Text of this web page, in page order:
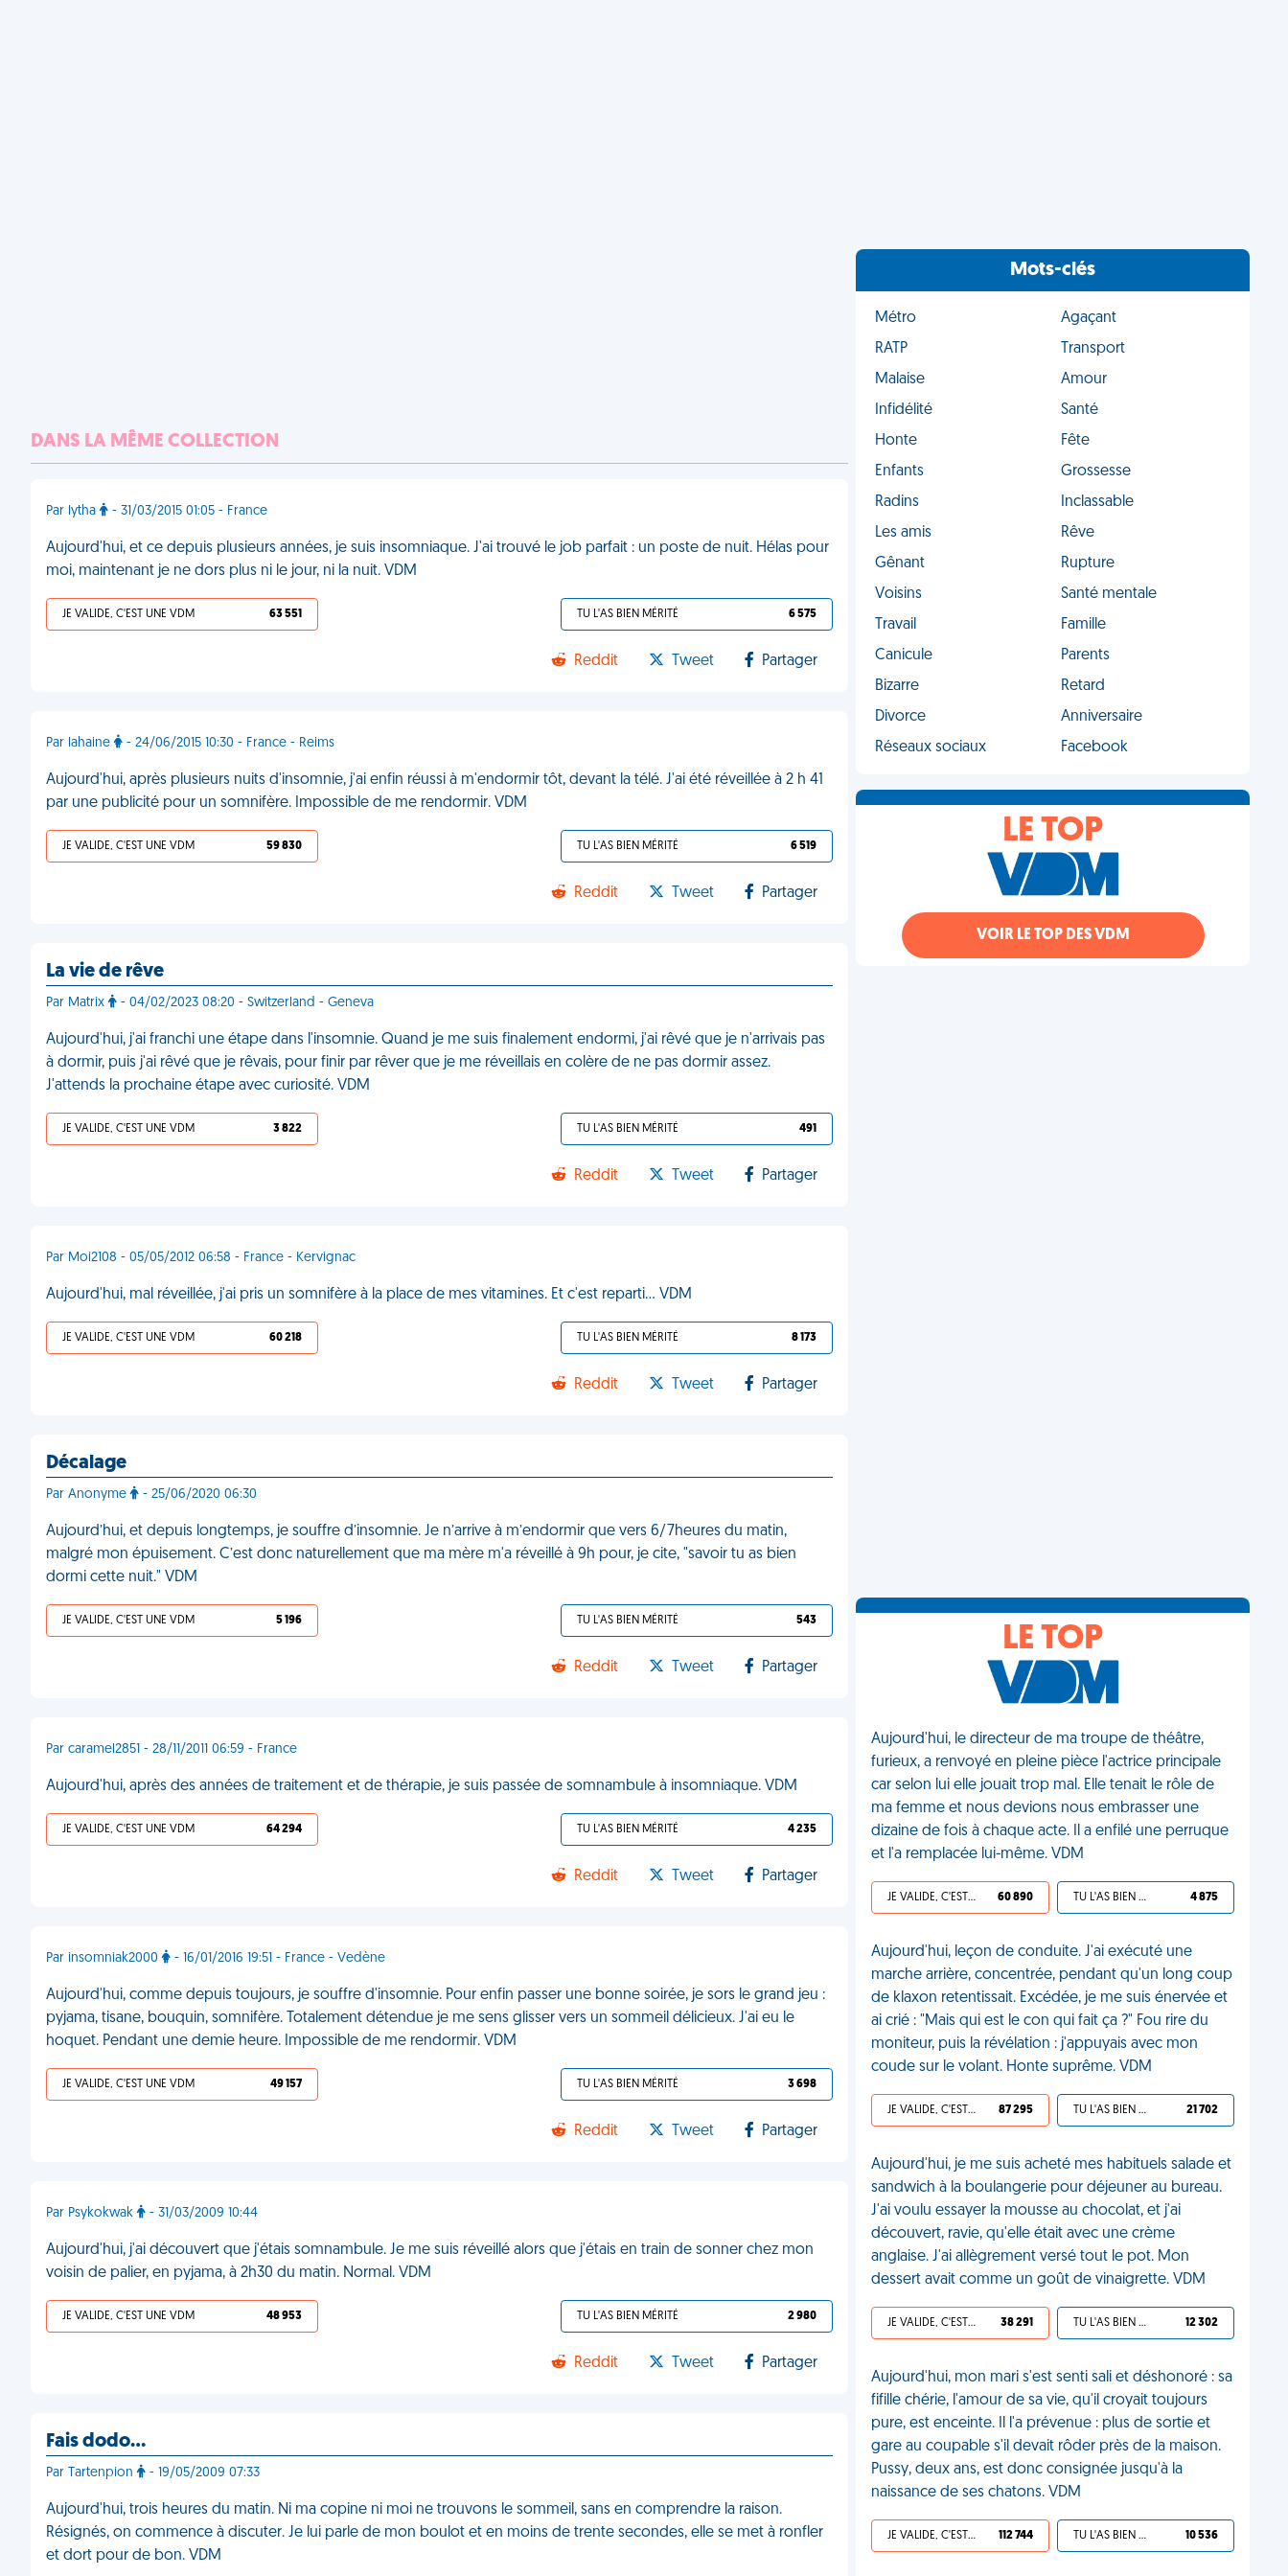
DANS LA MÊME COLLECTION
Par lytha - 31/03/2015 01:05 - France
Aujourd'hui, et ce depuis plusieurs années, je suis insomniaque. J'ai trouvé le job parfait : un poste de nuit. Hélas pour
moi, maintenant je ne dors plus ni le jour, ni la nuit. VDM
JE VALIDE, C'EST UNE VDM 63 551 TU L'AS BIEN MÉRITÉ 6 575
Reddit Tweet Partager
Par lahaine - 24/06/2015 10:30 - France - Reims
Aujourd'hui, après plusieurs nuits d'insomnie, j'ai enfin réussi à m'endormir tôt, devant la télé. J'ai été réveillée à 2 h 41
par une publicité pour un somnifère. Impossible de me rendormir. VDM
JE VALIDE, C'EST UNE VDM 59 830 TU L'AS BIEN MÉRITÉ 6 519
Reddit Tweet Partager
La vie de rêve
Par Matrix - 04/02/2023 08:20 - Switzerland - Geneva
Aujourd'hui, j'ai franchi une étape dans l'insomnie. Quand je me suis finalement endormi, j'ai rêvé que je n'arrivais pas
à dormir, puis j'ai rêvé que je rêvais, pour finir par rêver que je me réveillais en colère de ne pas dormir assez.
J'attends la prochaine étape avec curiosité. VDM
JE VALIDE, C'EST UNE VDM 3 822 TU L'AS BIEN MÉRITÉ 491
Reddit Tweet Partager
Par Moi2108 - 05/05/2012 06:58 - France - Kervignac
Aujourd'hui, mal réveillée, j'ai pris un somnifère à la place de mes vitamines. Et c'est reparti... VDM
JE VALIDE, C'EST UNE VDM 60 218 TU L'AS BIEN MÉRITÉ 8 173
Reddit Tweet Partager
Décalage
Par Anonyme - 25/06/2020 06:30
Aujourd’hui, et depuis longtemps, je souffre d’insomnie. Je n’arrive à m’endormir que vers 6/7heures du matin,
malgré mon épuisement. C’est donc naturellement que ma mère m'a réveillé à 9h pour, je cite, "savoir tu as bien
dormi cette nuit." VDM
JE VALIDE, C'EST UNE VDM 5 196 TU L'AS BIEN MÉRITÉ 543
Reddit Tweet Partager
Par caramel2851 - 28/11/2011 06:59 - France
Aujourd'hui, après des années de traitement et de thérapie, je suis passée de somnambule à insomniaque. VDM
JE VALIDE, C'EST UNE VDM 64 294 TU L'AS BIEN MÉRITÉ 4 235
Reddit Tweet Partager
Par insomniak2000 - 16/01/2016 19:51 - France - Vedène
Aujourd'hui, comme depuis toujours, je souffre d'insomnie. Pour enfin passer une bonne soirée, je sors le grand jeu :
pyjama, tisane, bouquin, somnifère. Totalement détendue je me sens glisser vers un sommeil délicieux. J'ai eu le
hoquet. Pendant une demie heure. Impossible de me rendormir. VDM
JE VALIDE, C'EST UNE VDM 49 157 TU L'AS BIEN MÉRITÉ 3 698
Reddit Tweet Partager
Par Psykokwak - 31/03/2009 10:44
Aujourd'hui, j'ai découvert que j'étais somnambule. Je me suis réveillé alors que j'étais en train de sonner chez mon
voisin de palier, en pyjama, à 2h30 du matin. Normal. VDM
JE VALIDE, C'EST UNE VDM 48 953 TU L'AS BIEN MÉRITÉ 2 980
Reddit Tweet Partager
Fais dodo…
Par Tartenpion - 19/05/2009 07:33
Aujourd'hui, trois heures du matin. Ni ma copine ni moi ne trouvons le sommeil, sans en comprendre la raison.
Résignés, on commence à discuter. Je lui parle de mon boulot et en moins de trente secondes, elle se met à ronfler
et dort pour de bon. VDM
Mots-clés
Métro
Agaçant
RATP
Transport
Malaise
Amour
Infidélité
Santé
Honte
Fête
Enfants
Grossesse
Radins
Inclassable
Les amis
Rêve
Gênant
Rupture
Voisins
Santé mentale
Travail
Famille
Canicule
Parents
Bizarre
Retard
Divorce
Anniversaire
Réseaux sociaux
Facebook
LE TOP
VOIR LE TOP DES VDM
LE TOP
Aujourd'hui, le directeur de ma troupe de théâtre,
furieux, a renvoyé en pleine pièce l'actrice principale
car selon lui elle jouait trop mal. Elle tenait le rôle de
ma femme et nous devions nous embrasser une
dizaine de fois à chaque acte. Il a enfilé une perruque
et l'a remplacée lui-même. VDM
JE VALIDE, C'EST UNE VDM 60 890 TU L'AS BIEN MÉRITÉ 4 875
Aujourd'hui, leçon de conduite. J'ai exécuté une
marche arrière, concentrée, pendant qu'un long coup
de klaxon retentissait. Excédée, je me suis énervée et
ai crié : "Mais qui est le con qui fait ça ?" Fou rire du
moniteur, puis la révélation : j'appuyais avec mon
coude sur le volant. Honte suprême. VDM
JE VALIDE, C'EST UNE VDM 87 295 TU L'AS BIEN MÉRITÉ 21 702
Aujourd'hui, je me suis acheté mes habituels salade et
sandwich à la boulangerie pour déjeuner au bureau.
J'ai voulu essayer la mousse au chocolat, et j'ai
découvert, ravie, qu'elle était avec une crème
anglaise. J'ai allègrement versé tout le pot. Mon
dessert avait comme un goût de vinaigrette. VDM
JE VALIDE, C'EST UNE VDM 38 291 TU L'AS BIEN MÉRITÉ 12 302
Aujourd'hui, mon mari s'est senti sali et déshonoré : sa
fifille chérie, l'amour de sa vie, qu'il croyait toujours
pure, est enceinte. Il l'a prévenue : plus de sortie et
gare au coupable s'il devait rôder près de la maison.
Pussy, deux ans, est donc consignée jusqu'à la
naissance de ses chatons. VDM
JE VALIDE, C'EST UNE VDM 112 744 TU L'AS BIEN MÉRITÉ 10 536